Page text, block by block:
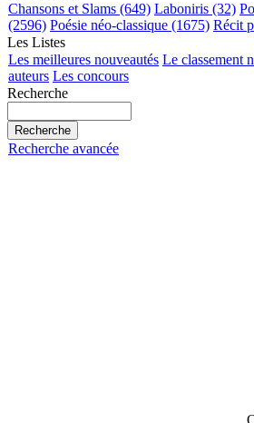
Chansons et Slams (649) Laboniris (32)
(2596) Poésie néo-classique (1675) Récit
Les Listes
Les meilleures nouveautés Le classement
auteurs Les concours
Recherche
Recherche avancée